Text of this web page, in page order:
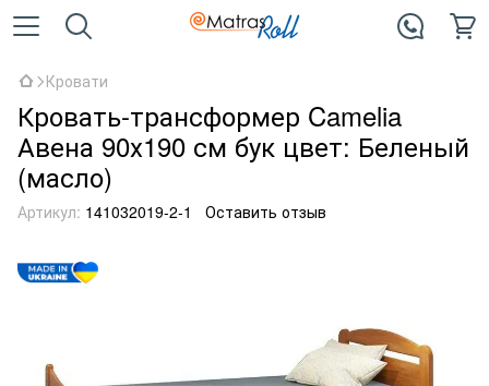
Кровати
Кровать-трансформер Camelia
Авена 90х190 см бук цвет: Беленый
(масло)
Артикул: 141032019-2-1 Оставить отзыв